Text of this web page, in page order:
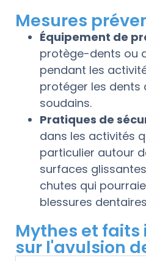
Mesures
Équipement de
protège-dents ou
pendant les
protéger les dents
soudains.
Pratiques de
dans les activités
particulier autour
surfaces
chutes qui
blessures
Mythes et
sur l'avulsion